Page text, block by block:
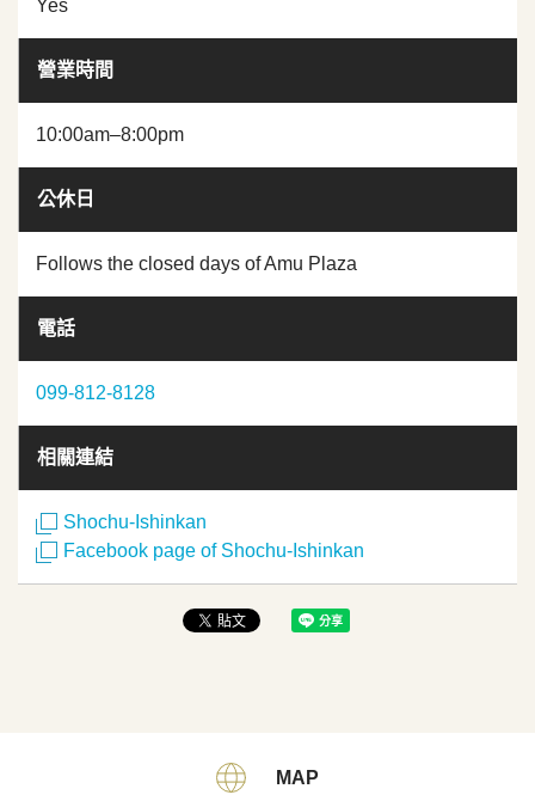
Yes
營業時間
10:00am–8:00pm
公休日
Follows the closed days of Amu Plaza
電話
099-812-8128
相關連結
Shochu-Ishinkan
Facebook page of Shochu-Ishinkan
MAP